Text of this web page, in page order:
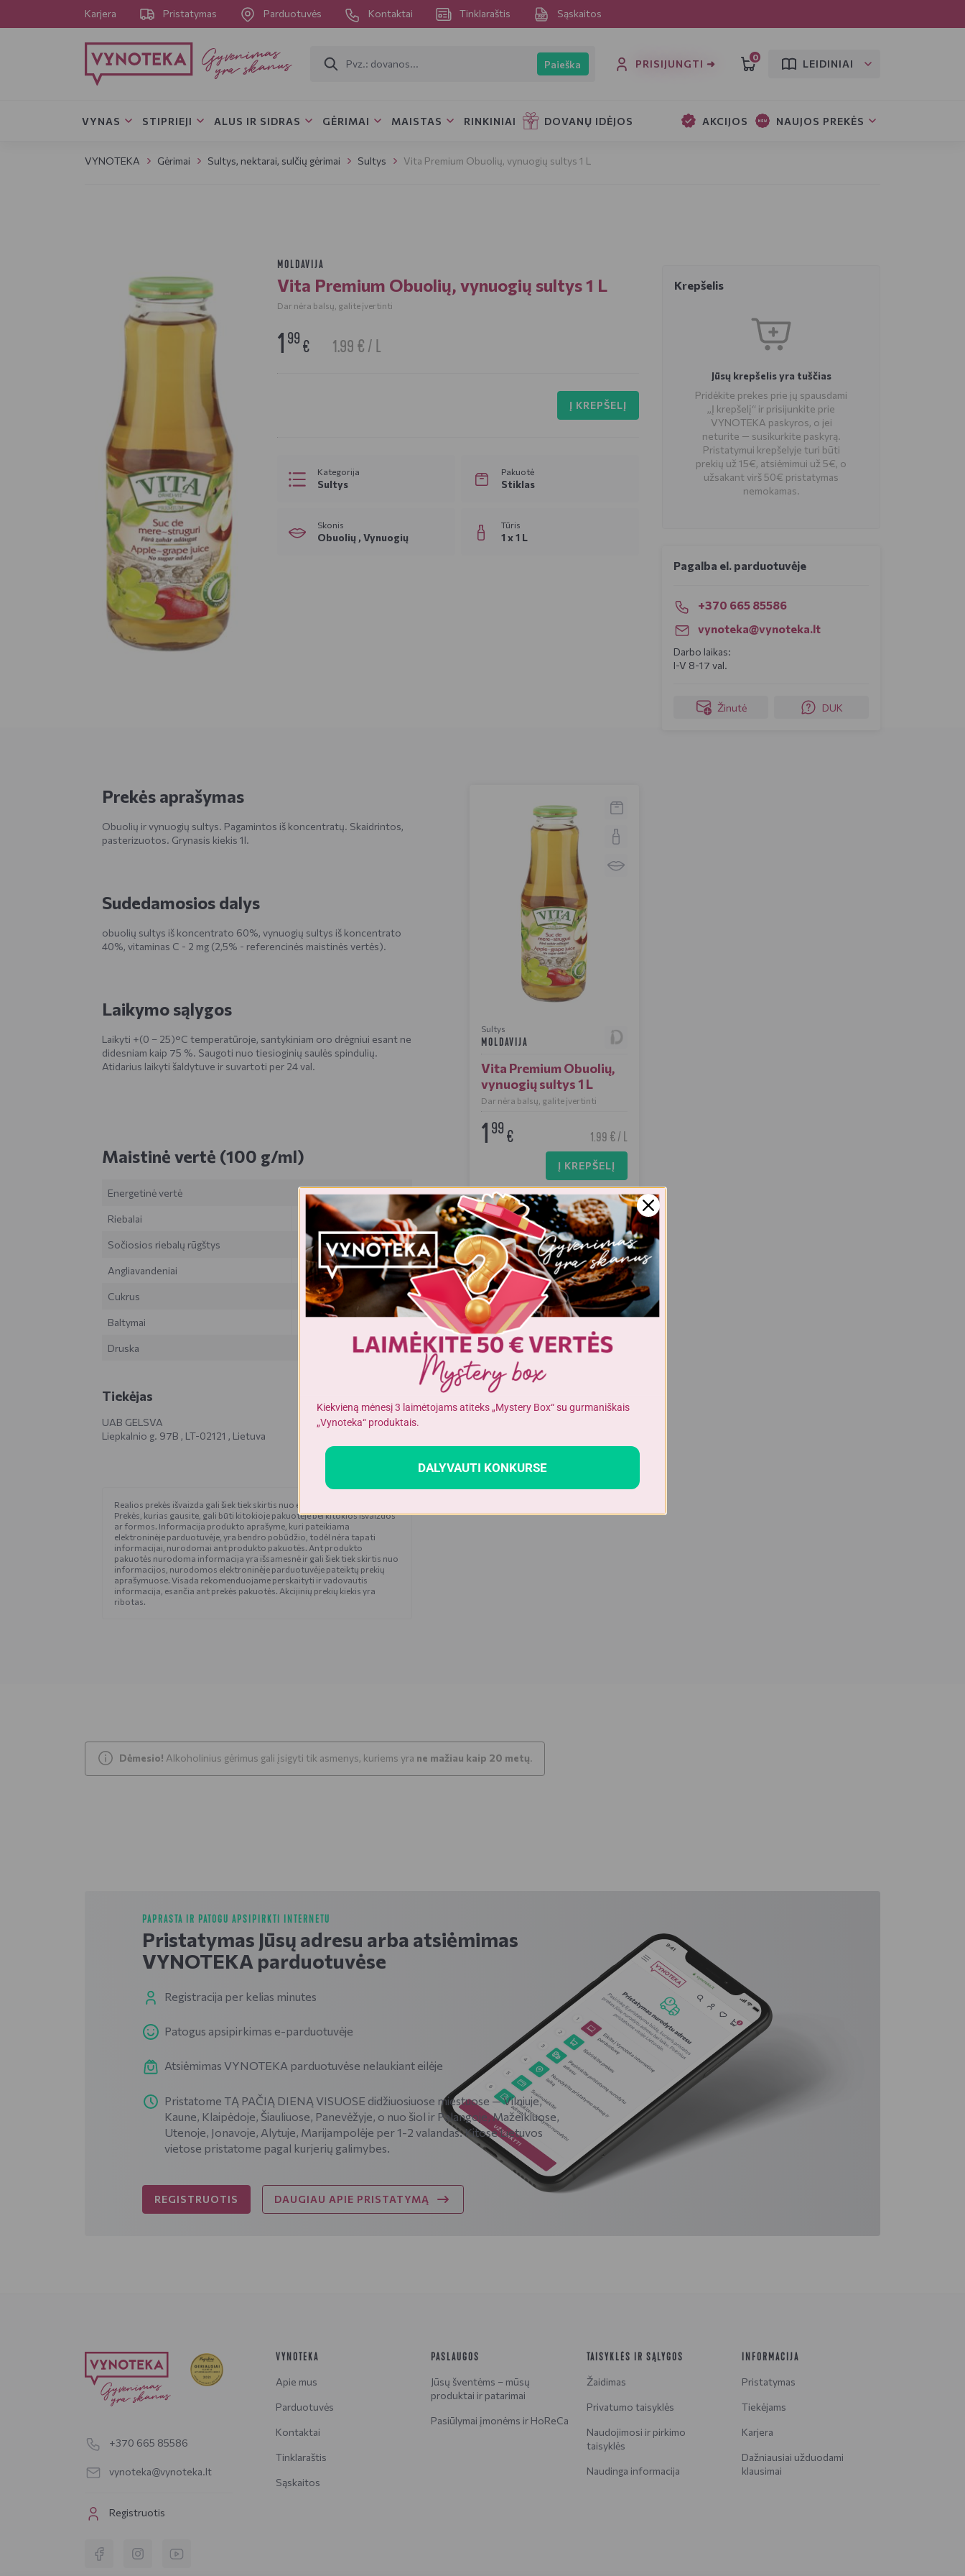
Karjera Pristatymas Parduotuvės Kontaktai Tinklaraštis Sąskaitos
Paieška PRISIJUNGTI ➜
0
LEIDINIAI
VYNAS STIPRIEJI ALUS IR SIDRAS GĖRIMAI MAISTAS RINKINIAI DOVANŲ IDĖJOS AKCIJOS NAUJOS PREKĖS
VYNOTEKA Gėrimai Sultys, nektarai, sulčių gėrimai Sultys Vita Premium Obuolių, vynuogių sultys 1 L
Krepšelis
Jūsų krepšelis yra tuščias
Pridėkite prekes prie jų spausdami
„Į krepšelį“ ir prisijunkite prie
VYNOTEKA paskyros, o jei
neturite — susikurkite paskyrą.
Pristatymui krepšelyje turi būti
prekių už 15€, atsiėmimui už 5€, o
užsakant virš 50€ pristatymas
nemokamas.
Pagalba el. parduotuvėje
+370 665 85586
vynoteka@vynoteka.lt
Darbo laikas:
I-V 8-17 val.
Žinutė DUK
MOLDAVIJA
Vita Premium Obuolių, vynuogių sultys 1 L
Dar nėra balsų, galite įvertinti
1 99€ 1.99 € / L
Į KREPŠELĮ
Kategorija
Sultys
Pakuotė
Stiklas
Skonis
Obuolių , Vynuogių
Tūris
1 x 1 L
Prekės aprašymas
Obuolių ir vynuogių sultys. Pagamintos iš koncentratų. Skaidrintos,
pasterizuotos. Grynasis kiekis 1l.
Sudedamosios dalys
obuolių sultys iš koncentrato 60%, vynuogių sultys iš koncentrato
40%, vitaminas C - 2 mg (2,5% - referencinės maistinės vertės).
Laikymo sąlygos
Laikyti +(0 – 25)°C temperatūroje, santykiniam oro drėgniui esant ne
didesniam kaip 75 %. Saugoti nuo tiesioginių saulės spindulių.
Atidarius laikyti šaldytuve ir suvartoti per 24 val.
Maistinė vertė (100 g/ml)
Energetinė vertė 218 kJ/52 Kcal
Riebalai 0 gr
Sočiosios riebalų rūgštys 0 gr
Angliavandeniai 13 gr
Cukrus 13 gr
Baltymai
Druska 0,065 gr
Tiekėjas
UAB GELSVA
Liepkalnio g. 97B , LT-02121 , Lietuva
Realios prekės išvaizda gali šiek tiek skirtis nuo esančios nuotraukoje.
Prekės, kurias gausite, gali būti kitokioje pakuotėje bei kitokios išvaizdos
ar formos. Informacija produkto aprašyme, kuri pateikiama
elektroninėje parduotuvėje, yra bendro pobūdžio, todėl nėra tapati
informacijai, nurodomai ant produkto pakuotės. Ant produkto
pakuotės nurodoma informacija yra išsamesnė ir gali šiek tiek skirtis nuo
informacijos, nurodomos elektroninėje parduotuvėje pateiktų prekių
aprašymuose. Visada rekomenduojame perskaityti ir vadovautis
informacija, esančia ant prekės pakuotės. Akcijinių prekių kiekis yra
ribotas.
Sultys
MOLDAVIJA
Vita Premium Obuolių,
vynuogių sultys 1 L
Dar nėra balsų, galite įvertinti
1 99€ 1.99 € / L
Į KREPŠELĮ
Dėmesio! Alkoholinius gėrimus gali įsigyti tik asmenys, kuriems yra ne mažiau kaip 20 metų.
PAPRASTA IR PATOGU APSIPIRKTI INTERNETU
Pristatymas Jūsų adresu arba atsiėmimas
VYNOTEKA parduotuvėse
Registracija per kelias minutes
Patogus apsipirkimas e-parduotuvėje
Atsiėmimas VYNOTEKA parduotuvėse nelaukiant eilėje
Pristatome TĄ PAČIĄ DIENĄ VISUOSE didžiuosiuose miestuose — Vilniuje,
Kaune, Klaipėdoje, Šiauliuose, Panevėžyje, o nuo šiol ir Palangoje, Mažeikiuose,
Utenoje, Jonavoje, Alytuje, Marijampolėje per 1-2 valandas. Kitose Lietuvos
vietose pristatome pagal kurjerių galimybes.
REGISTRUOTIS DAUGIAU APIE PRISTATYMĄ
+370 665 85586
vynoteka@vynoteka.lt
Registruotis
VYNOTEKA
Apie mus
Parduotuvės
Kontaktai
Tinklaraštis
Sąskaitos
PASLAUGOS
Jūsų šventėms – mūsų
produktai ir patarimai
Pasiūlymai įmonėms ir HoReCa
TAISYKLĖS IR SĄLYGOS
Žaidimas
Privatumo taisyklės
Naudojimosi ir pirkimo
taisyklės
Naudinga informacija
INFORMACIJA
Pristatymas
Tiekėjams
Karjera
Dažniausiai užduodami
klausimai
Kiekvieną mėnesį 3 laimėtojams atiteks „Mystery Box“ su gurmaniškais
„Vynoteka“ produktais.
DALYVAUTI KONKURSE